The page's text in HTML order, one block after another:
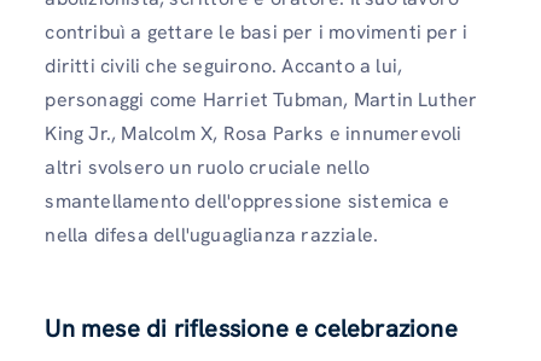
contribuì a gettare le basi per i movimenti per i
diritti civili che seguirono. Accanto a lui,
personaggi come Harriet Tubman, Martin Luther
King Jr., Malcolm X, Rosa Parks e innumerevoli
altri svolsero un ruolo cruciale nello
smantellamento dell'oppressione sistemica e
nella difesa dell'uguaglianza razziale.
Un mese di riflessione e celebrazione